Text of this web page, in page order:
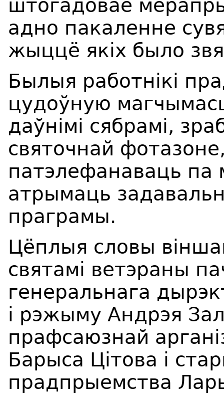
штогадовае
адно пакаленне
жыццё якіх было
Былыя работнікі
цудоўную
даўнімі сябрамі,
святочнай
патэлефанаваць па
атрымаць
праграмы.
Цёплыя словы
святамі ветэраны
генеральнага
і рэжыму Андрэя
прафсаюзнай
Барыса Цітова і
прадпрыемства